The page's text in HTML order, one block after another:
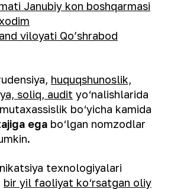
Janubiy kon boshqarmasi
viloyati Qo’shrabod
huquqshunoslik,
soliq, audit yo‘nalishlarida
bo‘yicha kamida
ega bo‘lgan nomzodlar
texnologiyalari
bir yil faoliyat ko‘rsatgan oliy